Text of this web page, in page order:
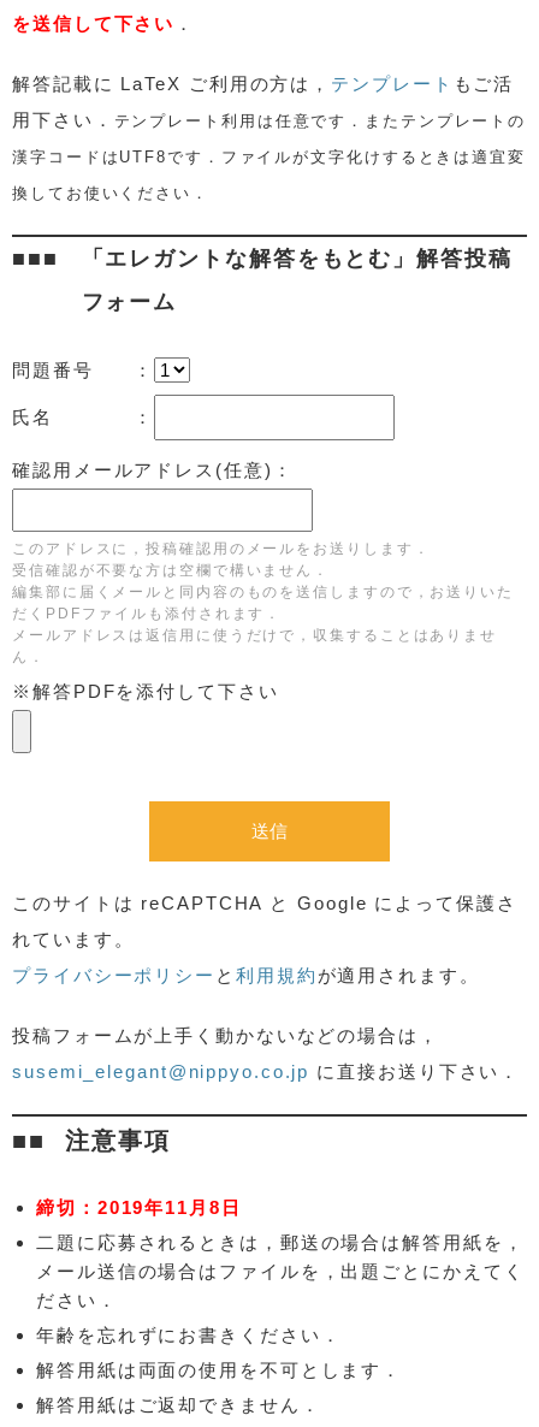
を送信して下さい ．
解答記載に LaTeX ご利用の方は， テンプレート もご活
用下さい． テンプレート利用は任意です．またテンプレートの
漢字コードはUTF8です．ファイルが文字化けするときは適宜変
換してお使いください．
「エレガントな解答をもとむ」解答投稿
フォーム
問題番号 ：
氏名 ：
確認用メールアドレス(任意)：
このアドレスに，投稿確認用のメールをお送りします．
受信確認が不要な方は空欄で構いません．
編集部に届くメールと同内容のものを送信しますので，お送りいた
だくPDFファイルも添付されます．
メールアドレスは返信用に使うだけで，収集することはありませ
ん．
※解答PDFを添付して下さい
このサイトは reCAPTCHA と Google によって保護さ
れています。
プライバシーポリシー と 利用規約 が適用されます。
投稿フォームが上手く動かないなどの場合は，
susemi_elegant@nippyo.co.jp に直接お送り下さい．
注意事項
締切：2019年11月8日
二題に応募されるときは，郵送の場合は解答用紙を，
メール送信の場合はファイルを，出題ごとにかえてく
ださい．
年齢を忘れずにお書きください．
解答用紙は両面の使用を不可とします．
解答用紙はご返却できません．